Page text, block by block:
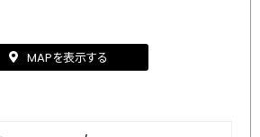
MAPを表示する